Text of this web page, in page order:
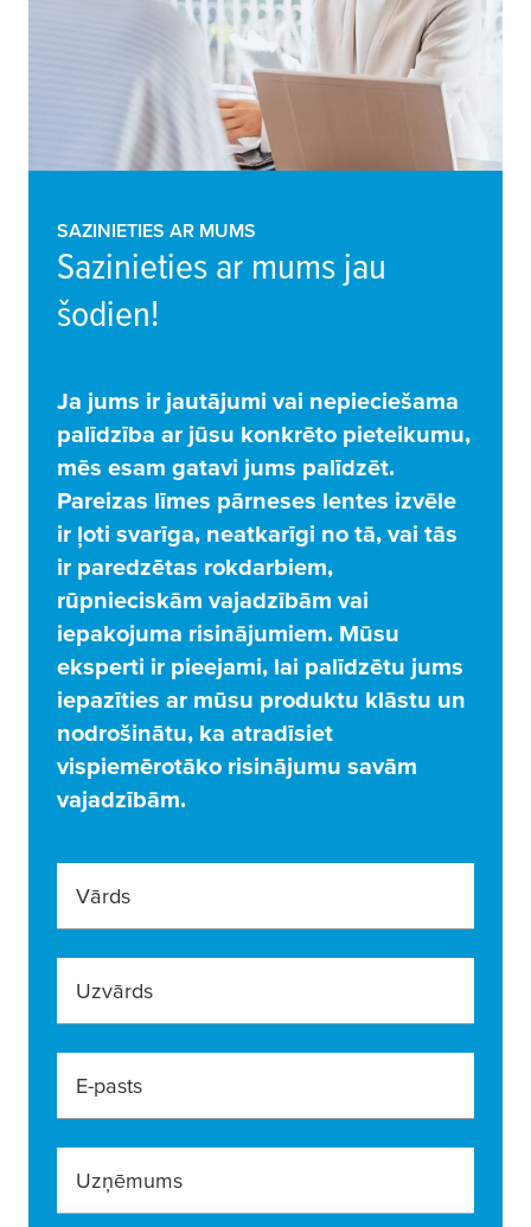
SAZINIETIES AR MUMS
Sazinieties ar mums jau
šodien!
Ja jums ir jautājumi vai nepieciešama
palīdzība ar jūsu konkrēto pieteikumu,
mēs esam gatavi jums palīdzēt.
Pareizas līmes pārneses lentes izvēle
ir ļoti svarīga, neatkarīgi no tā, vai tās
ir paredzētas rokdarbiem,
rūpnieciskām vajadzībām vai
iepakojuma risinājumiem. Mūsu
eksperti ir pieejami, lai palīdzētu jums
iepazīties ar mūsu produktu klāstu un
nodrošinātu, ka atradīsiet
vispiemērotāko risinājumu savām
vajadzībām.
Vārds
Uzvārds
E-pasts
Uzņēmums